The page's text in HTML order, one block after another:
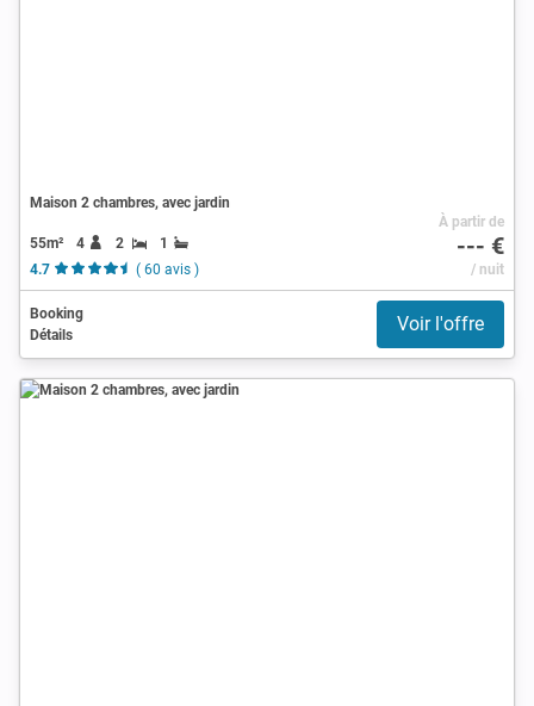
Maison 2 chambres, avec jardin
55m² 4 2
1
4.7
( 60 avis )
À partir de
--- €
/ nuit
Booking
Détails
Voir l'offre